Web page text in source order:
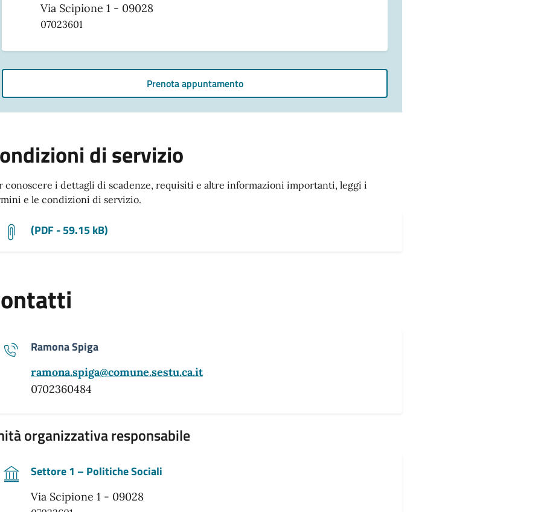
Via Scipione 1 - 09028
07023601
Prenota appuntamento
di servizio
conoscere i dettagli di scadenze, requisiti e altre informazioni importanti, leggi i
e le condizioni di servizio.
(PDF - 59.15 kB)
Ramona Spiga
ramona.spiga@comune.sestu.ca.it
0702360484
organizzativa responsabile
Settore 1 – Politiche Sociali
Via Scipione 1 - 09028